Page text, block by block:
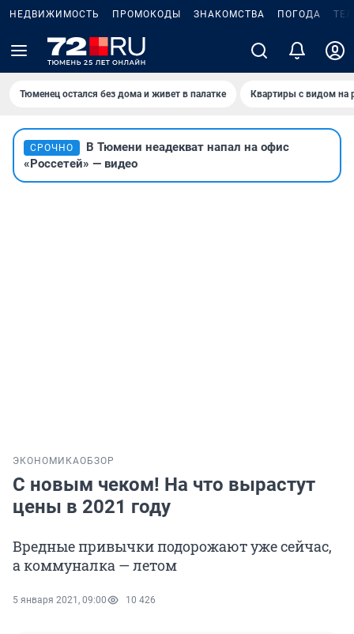
НЕДВИЖИМОСТЬ ПРОМОКОДЫ ЗНАКОМСТВА ПОГОДА
Тюменец остался без дома и живет в палатке Квартиры с видом на
СРОЧНО
В Тюмени неадекват напал на офис
«Россетей» — видео
ЭКОНОМИКАОБЗОР
С новым чеком! На что вырастут
цены в 2021 году
Вредные привычки подорожают уже сейчас,
а коммуналка — летом
5 января 2021, 09:00 10 426